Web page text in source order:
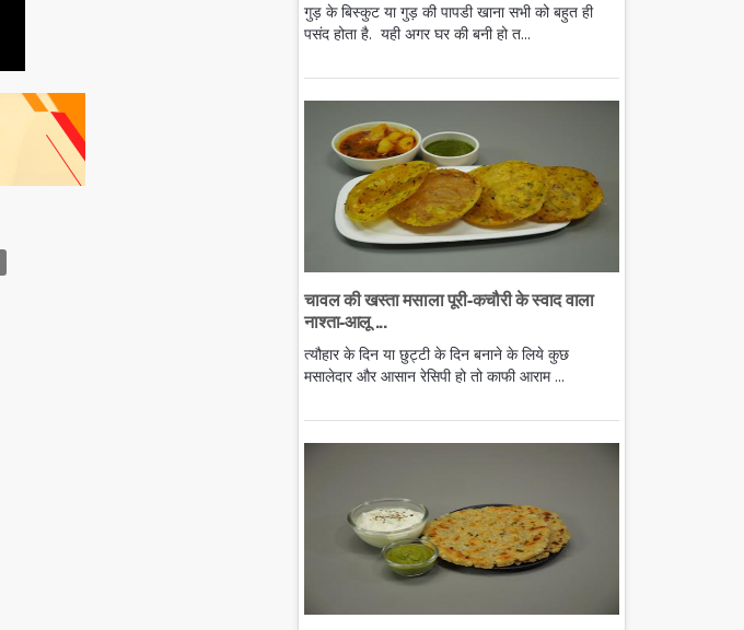
गुड़ के बिस्कुट या गुड़ की पापडी खाना सभी को बहुत ही
पसंद होता है. यही अगर घर की बनी हो त...
चावल की खस्ता मसाला पूरी-कचौरी के स्वाद वाला
नाश्ता-आलू ...
त्यौहार के दिन या छुट्टी के दिन बनाने के लिये कुछ
मसालेदार और आसान रेसिपी हो तो काफी आराम ...